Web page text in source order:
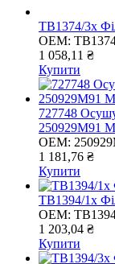
TB1374/3x
OEM:
1 058,11 ₴
Купити
727748
250929M91
OEM:
1 181,76 ₴
Купити
TB1394/1x
OEM:
1 203,04 ₴
Купити